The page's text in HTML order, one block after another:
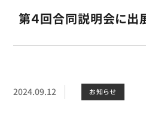
第４回合同説明会に出
2024.09.12 お知らせ